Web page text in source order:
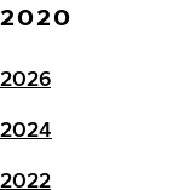
2020
2026
2024
2022